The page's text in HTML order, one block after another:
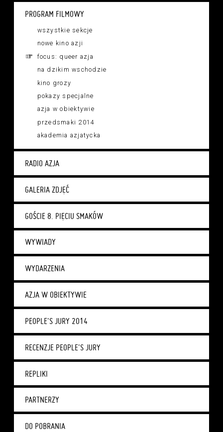
PROGRAM FILMOWY
wszystkie sekcje
nowe kino azji
focus: queer azja
na dzikim wschodzie
kino grozy
pokazy specjalne
azja w obiektywie
przedsmaki 2014
akademia azjatycka
RADIO AZJA
GALERIA ZDJĘĆ
GOŚCIE 8. PIĘCIU SMAKÓW
WYWIADY
WYDARZENIA
AZJA W OBIEKTYWIE
PEOPLE'S JURY 2014
RECENZJE PEOPLE'S JURY
REPLIKI
PARTNERZY
DO POBRANIA